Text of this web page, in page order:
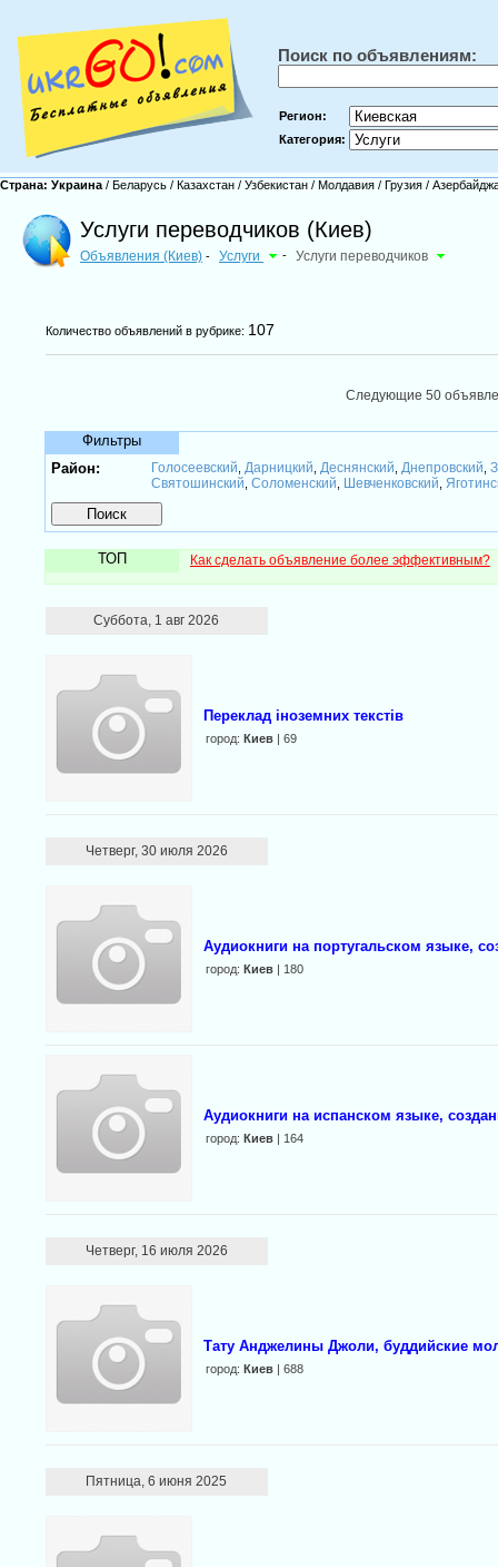
Поиск по объявлениям:
Регион:
Категория:
Страна: Украина / Беларусь / Казахстан / Узбекистан / Молдавия / Грузия /
Услуги переводчиков (Киев)
Объявления (Киев) - Услуги - Услуги переводчиков
Количество объявлений в рубрике: 107
Следующие 50
Фильтры
Район:
Голосеевский Дарницкий Деснянский Днепровский
Святошинский Соломенский Шевченковский
ТОП Как сделать объявление более эффективным?
Суббота, 1 авг 2026
Переклад іноземних текстів
город: Киев| 69
Четверг, 30 июля 2026
Аудиокниги на португальском языке,
город: Киев| 180
Аудиокниги на испанском языке,
город: Киев| 164
Четверг, 16 июля 2026
Тату Анджелины Джоли, буддийские
город: Киев| 688
Пятница, 6 июня 2025